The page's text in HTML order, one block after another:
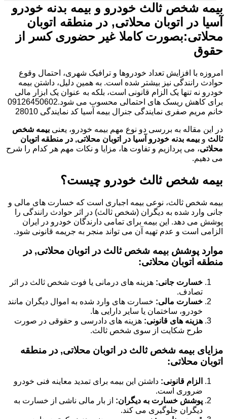
بیمه شخص ثالث خودرو و بیمه بدنه خودرو
آسیا در اتوبان محلاتی, در منطقه اتوبان
محلاتی:بصورت کاملا غیر حضوری کسر از
حقوق
امروزه با افزایش تعداد خودروها و ترافیک شهری، احتمال وقوع
حوادث رانندگی نیز بیشتر شده است. به همین دلیل، داشتن بیمه
خودرو نه تنها یک الزام قانونی است، بلکه به عنوان یک ابزار مالی
برای کاهش ریسک های احتمالی محسوب می شود.09126450602
خانم مریم صفری نمایندگی جنرال بیمه آسیا کد نمایندگی 28010
در این مقاله به بررسی دو نوع مهم بیمه خودرو، یعنی بیمه شخص
ثالث و بیمه بدنه خودرو آسیا در اتوبان محلاتی, در منطقه اتوبان
محلاتی، می پردازیم و تفاوت ها، مزایا و نکات مهم هر کدام را شرح
می دهیم.
بیمه شخص ثالث خودرو چیست؟
بیمه شخص ثالث، نوعی بیمه اجباری است که خسارت های مالی و
جانی وارد شده به دیگران (شخص ثالث) در اثر حوادث رانندگی را
پوشش می دهد. این بیمه برای تمامی دارندگان خودرو در ایران
الزامی است و عدم تهیه آن می تواند منجر به جریمه قانونی شود.
موارد پوشش بیمه شخص ثالث در اتوبان محلاتی, در
منطقه اتوبان محلاتی:
خسارت جانی: هزینه های درمانی یا فوت شخص ثالث در اثر
تصادف.
خسارت مالی: خسارت های وارد شده به اموال دیگران مانند
خودرو، ساختمان یا سایر دارایی ها.
هزینه های قانونی: هزینه های دادرسی و حقوقی در صورت
طرح شکایت از سوی شخص ثالث.
مزایای بیمه شخص ثالث در اتوبان محلاتی, در منطقه
اتوبان محلاتی:
الزام قانونی: داشتن این بیمه برای تمدید معاینه فنی خودرو
ضروری است.
پوشش خسارت به دیگران: از بار مالی ناشی از خسارت به
دیگران جلوگیری می کند.